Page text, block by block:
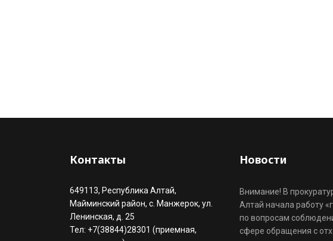
Контакты
649113, Республика Алтай,
Майминский район, с. Манжерок, ул.
Ленинская, д. 25
Тел: +7(38844)28301 (приемная,
Новости
Внимание! В
Алтай начала работу
по вопросам
сфере обращения с